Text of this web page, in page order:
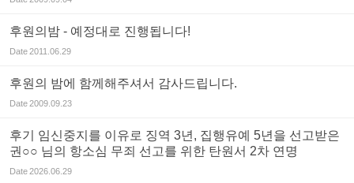
후원의밤 - 예정대로 진행됩니다!
Date2011.06.29
후원의 밤에 함께해주셔서 감사드립니다.
Date2009.09.23
후기 임신중지를 이유로 징역 3년, 집행유예 5년을 선고받은
권○○ 님의 항소심 무죄 선고를 위한 탄원서 2차 연명
Date2026.06.29